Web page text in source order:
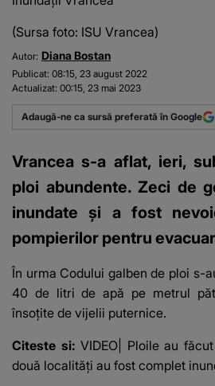
(Sursa foto: ISU Vrancea)
Autor: Diana Bostan
Publicat: 08:15, 23 august 2022
Actualizat: 00:15, 23 mai 2023
Adaugă-ne ca sursă preferată în Google
Vrancea s-a aflat, ieri,
ploi abundente. Zeci de
inundate și a fost
pompierilor pentru
În urma Codului galben de ploi s-
40 de litri de apă pe metrul
însoțite de vijelii puternice.
Citeste si: VIDEO| Ploile au
două localități au fost complet